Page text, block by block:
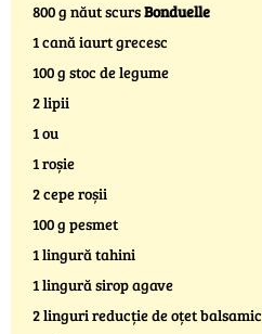
800 g năut scursBonduelle
1 cană iaurt grecesc
100 g stoc de legume
2 lipii
1 ou
1 roșie
2 cepe roșii
100 g pesmet
1 lingură tahini
1 lingură sirop agave
2 linguri reducție de oțet balsamic